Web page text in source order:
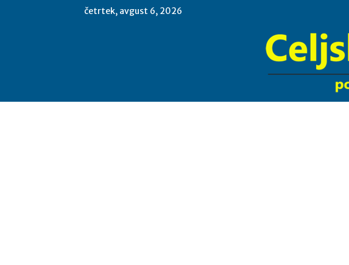
četrtek, avgust 6, 2026